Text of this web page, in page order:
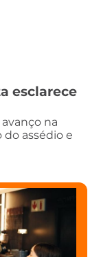
esclarece
na
assédio e